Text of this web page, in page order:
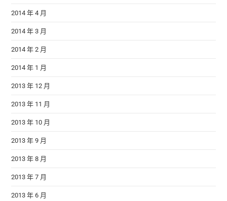
2014 年 4 月
2014 年 3 月
2014 年 2 月
2014 年 1 月
2013 年 12 月
2013 年 11 月
2013 年 10 月
2013 年 9 月
2013 年 8 月
2013 年 7 月
2013 年 6 月